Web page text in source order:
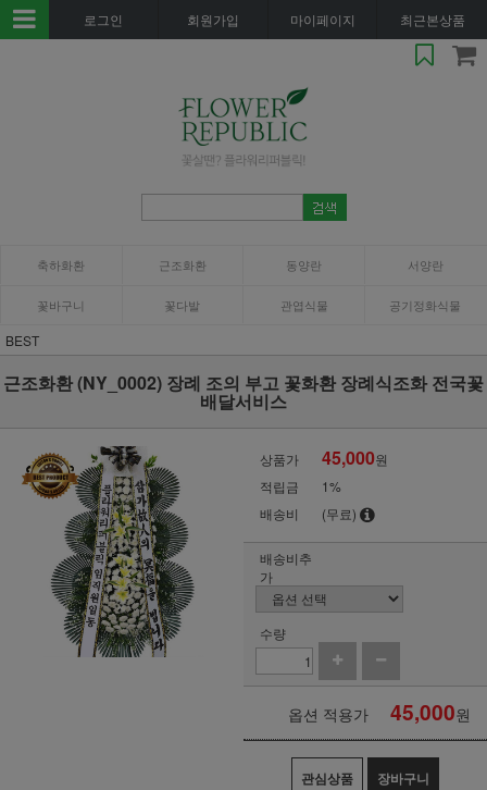
로그인 회원가입 마이페이지 최근본상품
축하화환 근조화환 동양란 서양란
꽃바구니 꽃다발 관엽식물 공기정화식물
BEST
근조화환 (NY_0002) 장례 조의 부고 꽃화환 장례식조화 전국꽃
배달서비스
상품가 45,000원
적립금
1%
배송비
(무료)
배송비추
가
수량
옵션 적용가 45,000원
관심상품 장바구니